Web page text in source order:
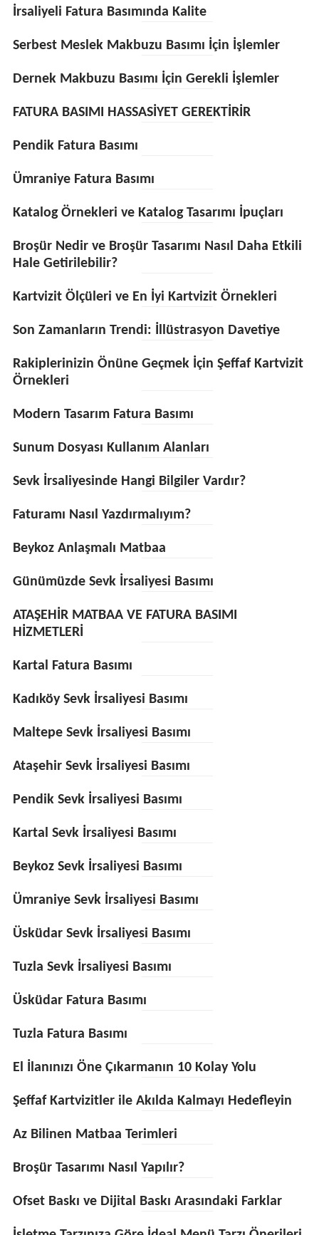
İrsaliyeli Fatura Basımında Kalite
Serbest Meslek Makbuzu Basımı İçin İşlemler
Dernek Makbuzu Basımı İçin Gerekli İşlemler
FATURA BASIMI HASSASİYET GEREKTİRİR
Pendik Fatura Basımı
Ümraniye Fatura Basımı
Katalog Örnekleri ve Katalog Tasarımı İpuçları
Broşür Nedir ve Broşür Tasarımı Nasıl Daha Etkili
Hale Getirilebilir?
Kartvizit Ölçüleri ve En İyi Kartvizit Örnekleri
Son Zamanların Trendi: İllüstrasyon Davetiye
Rakiplerinizin Önüne Geçmek İçin Şeffaf Kartvizit
Örnekleri
Modern Tasarım Fatura Basımı
Sunum Dosyası Kullanım Alanları
Sevk İrsaliyesinde Hangi Bilgiler Vardır?
Faturamı Nasıl Yazdırmalıyım?
Beykoz Anlaşmalı Matbaa
Günümüzde Sevk İrsaliyesi Basımı
ATAŞEHİR MATBAA VE FATURA BASIMI
HİZMETLERİ
Kartal Fatura Basımı
Kadıköy Sevk İrsaliyesi Basımı
Maltepe Sevk İrsaliyesi Basımı
Ataşehir Sevk İrsaliyesi Basımı
Pendik Sevk İrsaliyesi Basımı
Kartal Sevk İrsaliyesi Basımı
Beykoz Sevk İrsaliyesi Basımı
Ümraniye Sevk İrsaliyesi Basımı
Üsküdar Sevk İrsaliyesi Basımı
Tuzla Sevk İrsaliyesi Basımı
Üsküdar Fatura Basımı
Tuzla Fatura Basımı
El İlanınızı Öne Çıkarmanın 10 Kolay Yolu
Şeffaf Kartvizitler ile Akılda Kalmayı Hedefleyin
Az Bilinen Matbaa Terimleri
Broşür Tasarımı Nasıl Yapılır?
Ofset Baskı ve Dijital Baskı Arasındaki Farklar